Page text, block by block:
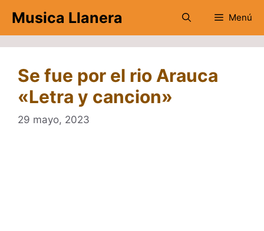
contenido
Musica Llanera Menú
Se fue por el rio Arauca
«Letra y cancion»
29 mayo, 2023